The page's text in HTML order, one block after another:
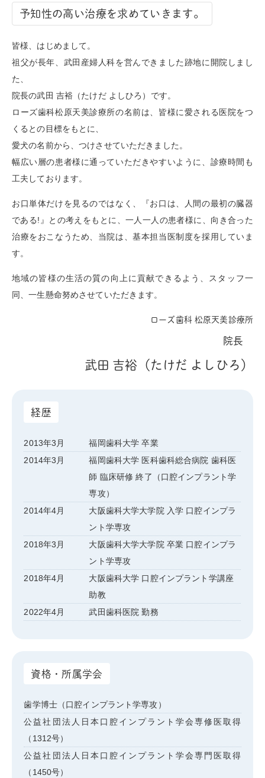
予知性の高い治療を求めていきます。
皆様、はじめまして。
祖父が長年、武田産婦人科を営んできました跡地に開院しまし
た、
院長の武田 吉裕（たけだ よしひろ）です。
ローズ歯科松原天美診療所の名前は、皆様に愛される医院をつ
くるとの目標をもとに、
愛犬の名前から、つけさせていただきました。
幅広い層の患者様に通っていただきやすいように、診療時間も
工夫しております。
お口単体だけを見るのではなく、『お口は、人間の最初の臓器
である!』との考えをもとに、一人一人の患者様に、向き合った
治療をおこなうため、当院は、基本担当医制度を採用していま
す。
地域の皆様の生活の質の向上に貢献できるよう、スタッフ一
同、一生懸命努めさせていただきます。
ローズ歯科 松原天美診療所
院長
武田 吉裕（たけだ よしひろ）
経歴
2013年3月
福岡歯科大学 卒業
2014年3月
福岡歯科大学 医科歯科総合病院 歯科医
師 臨床研修 終了（口腔インプラント学
専攻）
2014年4月
大阪歯科大学大学院 入学 口腔インプラ
ント学専攻
2018年3月
大阪歯科大学大学院 卒業 口腔インプラ
ント学専攻
2018年4月
大阪歯科大学 口腔インプラント学講座
助教
2022年4月
武田歯科医院 勤務
資格・所属学会
歯学博士（口腔インプラント学専攻）
公益社団法人日本口腔インプラント学会専修医取得
（1312号）
公益社団法人日本口腔インプラント学会専門医取得
（1450号）